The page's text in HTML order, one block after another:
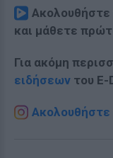
Ακολουθήστε
και μάθετε
Για ακόμη
ειδήσεων του E-
Ακολουθήστε